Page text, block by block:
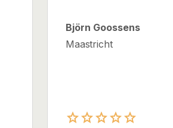
Björn Goossens
Maastricht
starstarstarstarstar
starstarstarstarstar